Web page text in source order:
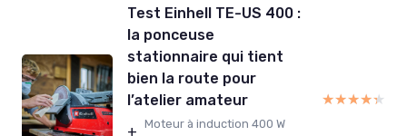
Test Einhell TE-US 400 :
la ponceuse
stationnaire qui tient
bien la route pour
l’atelier amateur
+ Moteur à induction 400 W
★★★★★
★★★★★